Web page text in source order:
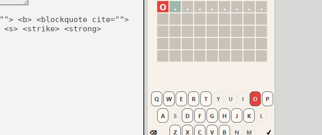
<b> <blockquote cite="">
<s> <strike> <strong>